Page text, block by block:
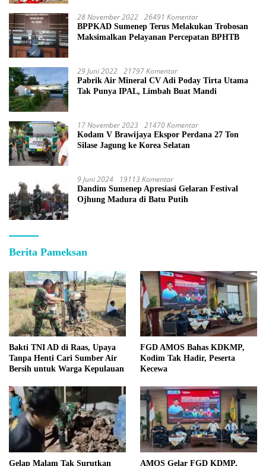
28 November 2022 26491 Komentar
BPPKAD Sumenep Terus Melakukan Trobosan
Maksimalkan Pelayanan Percepatan BPHTB
29 Juni 2022 21797 Komentar
Pabrik Air Mineral CV Adi Poday Tirta Utama
Tak Punya IPAL, Limbah Buat Mandi
17 November 2023 21470 Komentar
Kodam V Brawijaya Ekspor Perdana 27 Ton
Silase Jagung ke Korea Selatan
9 Juni 2024 19113 Komentar
Dandim Sumenep Apresiasi Gelaran Festival
Ojhung Madura di Batu Putih
Berita Pameksan
Bakti TNI AD di Raas, Upaya
Tanpa Henti Cari Sumber Air
Bersih untuk Warga Kepulauan
FGD AMOS Bahas KDKMP,
Kodim Tak Hadir, Peserta
Kecewa
Gelap Malam Tak Surutkan AMOS Gelar FGD KDMP,